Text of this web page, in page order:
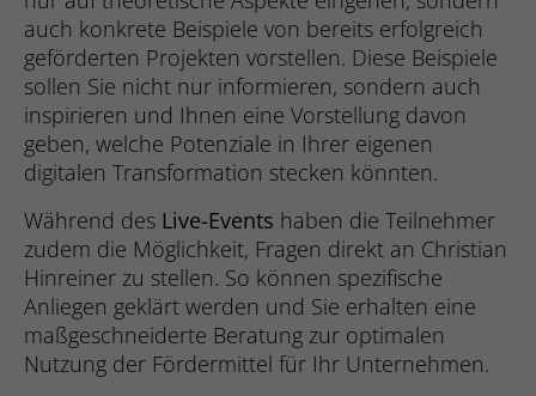
auch konkrete Beispiele von bereits erfolgreich
geförderten Projekten vorstellen. Diese Beispiele
sollen Sie nicht nur informieren, sondern auch
inspirieren und Ihnen eine Vorstellung davon
geben, welche Potenziale in Ihrer eigenen
digitalen Transformation stecken könnten.
Während des Live-Events haben die Teilnehmer
zudem die Möglichkeit, Fragen direkt an Christian
Hinreiner zu stellen. So können spezifische
Anliegen geklärt werden und Sie erhalten eine
maßgeschneiderte Beratung zur optimalen
Nutzung der Fördermittel für Ihr Unternehmen.
Name SgCookieOptin.lastPreferences
Anbieter Studio 9 GmbH
Laufzeit
Zweck
Dieser Wert speichert Ihre Consent-
Einstellungen. Unter anderem eine zufällig
generierte ID, für die historische
Speicherung Ihrer vorgenommen
Einstellungen, falls der Webseiten-
Betreiber dies eingestellt hat.
Name _ga_#
Anbieter Google Analytics
Laufzeit 2 Jahre
Zweck
Sammelt Daten dazu, wie oft ein Benutzer
eine Website besucht hat, sowie Daten für
den ersten und letzten Besuch. Von
Google Analytics verwendet.
Name
Anbieter Hubspot
Laufzeit Sitzungsdauer
Zweck
Sends data to the marketing platform
Hubspot about the visitor's device and
devices and marketing channels.
Name PE_SESSION
Anbieter Proven Expert